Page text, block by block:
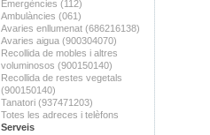
Emergències (112)
Ambulàncies (061)
Avaries enllumenat (686216138)
Avaries aigua (900304070)
Recollida de mobles i altres
voluminosos (900150140)
Recollida de restes vegetals
(900150140)
Tanatori (937471203)
Totes les adreces i telèfons
Serveis